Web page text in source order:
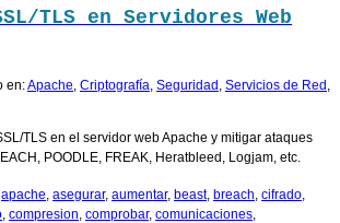
TLS en Servidores Web
en:Apache Criptografía Seguridad Servicios de Red
TLS en el servidor web Apache y mitigar ataques
POODLE, FREAK, Heratbleed, Logjam, etc.
apache asegurar, aumentar, beast, breach cifrado
compresion comprobar, comunicaciones